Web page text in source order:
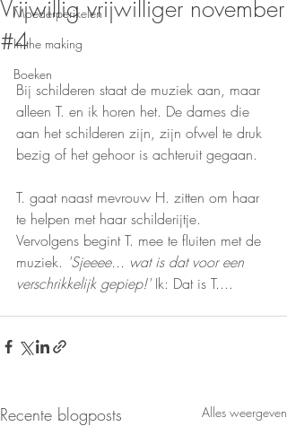
Moederperikelen
In the making
Boeken
Vrijwillig vrijwilliger november
#4
Bij schilderen staat de muziek aan, maar
alleen T. en ik horen het. De dames die
aan het schilderen zijn, zijn ofwel te druk
bezig of het gehoor is achteruit gegaan.
T. gaat naast mevrouw H. zitten om haar
te helpen met haar schilderijtje.
Vervolgens begint T. mee te fluiten met de
muziek. 'Sjeeee... wat is dat voor een
verschrikkelijk gepiep!' Ik: Dat is T....
Recente blogposts Alles weergeven